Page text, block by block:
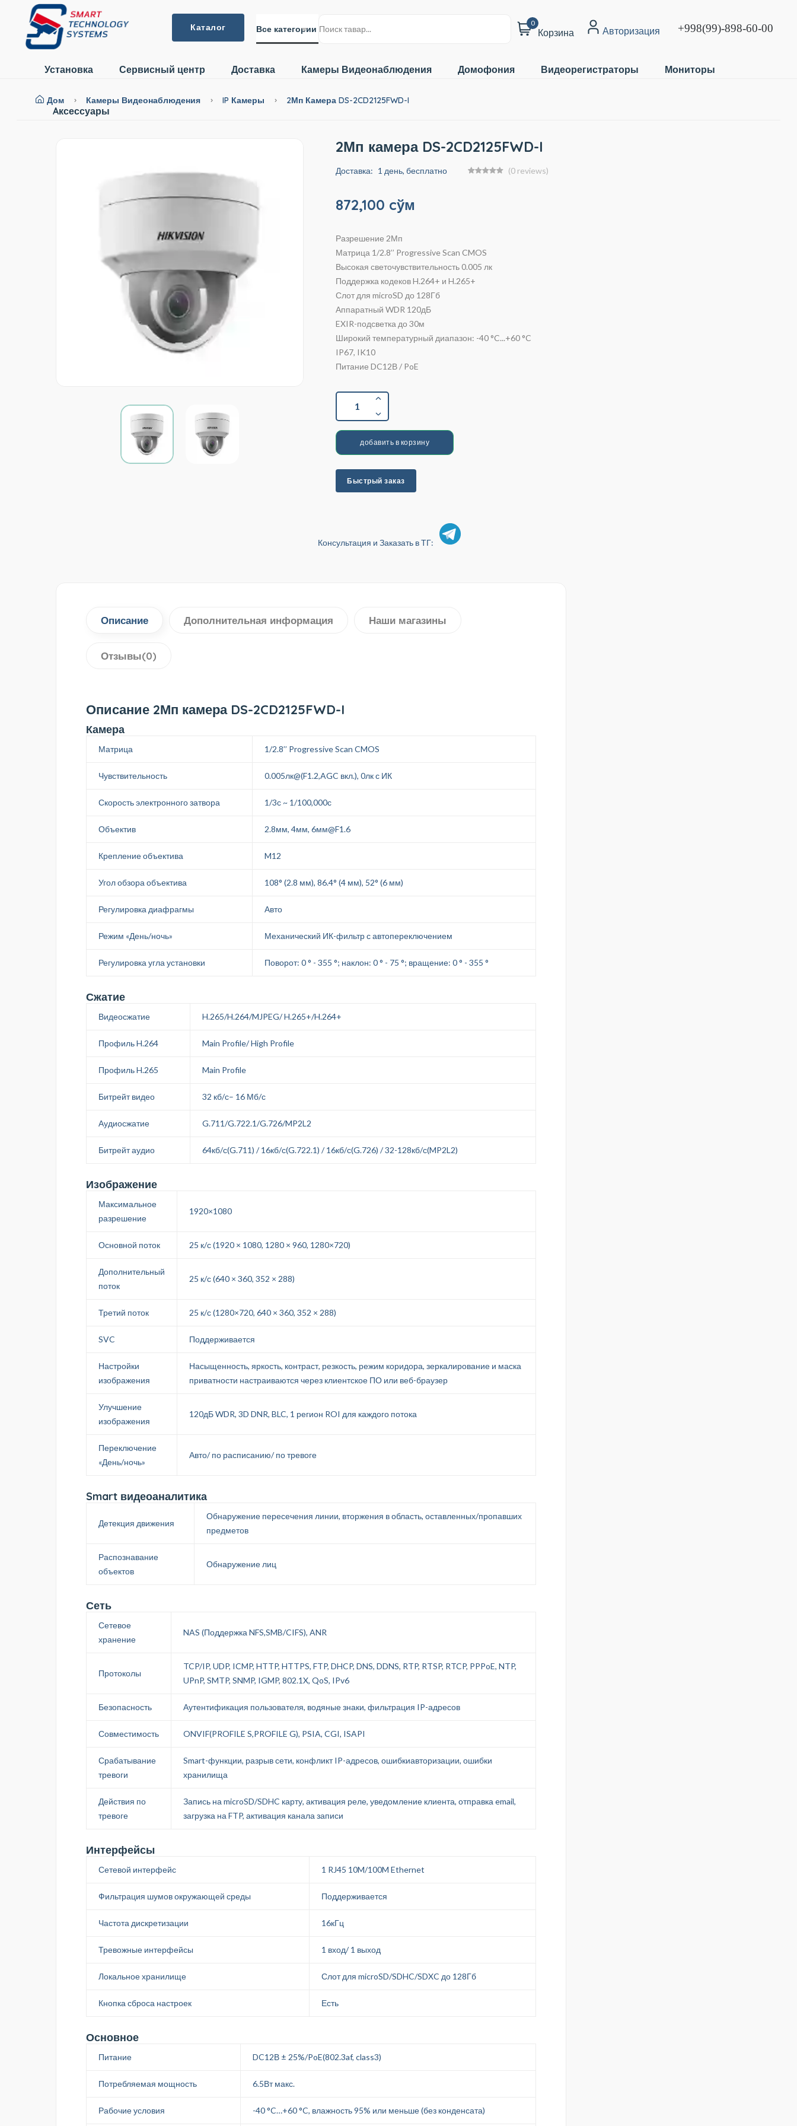
Каталог Все категории
0
Корзина Авторизация +998(99)-898-60-00
Установка Сервисный центр Доставка Камеры Видеонаблюдения Домофония Видеорегистраторы Мониторы
Aксессуары
Дом Камеры Видеонаблюдения IP Камеры 2Мп Камера DS-2CD2125FWD-I
2Мп камера DS-2CD2125FWD-I
Доставка: 1 день, бесплатно (0 reviews)
872,100 cўм
Разрешение 2Мп
Матрица 1/2.8’’ Progressive Scan CMOS
Высокая светочувствительность 0.005 лк
Поддержка кодеков H.264+ и H.265+
Слот для microSD до 128Гб
Аппаратный WDR 120дБ
EXIR-подсветка до 30м
Широкий температурный диапазон: -40 °C...+60 °C
IP67, IK10
Питание DC12В / PoE
1
добавить в корзину
Быстрый заказ
Консультация и Заказать в ТГ:
Описание Дополнительная информация Наши магазины
Отзывы(0)
Описание 2Мп камера DS-2CD2125FWD-I
Камера
Матрица 1/2.8’’ Progressive Scan CMOS
Чувствительность 0.005лк@(F1.2,AGC вкл.), 0лк с ИК
Скорость электронного затвора 1/3с ~ 1/100,000с
Объектив 2.8мм, 4мм, 6мм@F1.6
Крепление объектива M12
Угол обзора объектива 108° (2.8 мм), 86.4° (4 мм), 52° (6 мм)
Регулировка диафрагмы Авто
Режим «День/ночь» Механический ИК-фильтр с автопереключением
Регулировка угла установки Поворот: 0 ° - 355 °; наклон: 0 ° - 75 °; вращение: 0 ° - 355 °
Сжатие
Видеосжатие H.265/H.264/MJPEG/ H.265+/H.264+
Профиль H.264 Main Profile/ High Profile
Профиль H.265 Main Profile
Битрейт видео 32 кб/с– 16 Мб/с
Аудиосжатие G.711/G.722.1/G.726/MP2L2
Битрейт аудио 64кб/с(G.711) / 16кб/с(G.722.1) / 16кб/с(G.726) / 32-128кб/с(MP2L2)
Изображение
Максимальное
разрешение
1920×1080
Основной поток 25 к/с (1920 × 1080, 1280 × 960, 1280×720)
Дополнительный
поток
25 к/с (640 × 360, 352 × 288)
Третий поток 25 к/с (1280×720, 640 × 360, 352 × 288)
SVC Поддерживается
Настройки
изображения
Насыщенность, яркость, контраст, резкость, режим коридора, зеркалирование и маска
приватности настраиваются через клиентское ПО или веб-браузер
Улучшение
изображения
120дБ WDR, 3D DNR, BLC, 1 регион ROI для каждого потока
Переключение
«День/ночь»
Авто/ по расписанию/ по тревоге
Smart видеоаналитика
Детекция движения
Обнаружение пересечения линии, вторжения в область, оставленных/пропавших
предметов
Распознавание
объектов
Обнаружение лиц
Сеть
Сетевое
хранение
NAS (Поддержка NFS,SMB/CIFS), ANR
Протоколы
TCP/IP, UDP, ICMP, HTTP, HTTPS, FTP, DHCP, DNS, DDNS, RTP, RTSP, RTCP, PPPoE, NTP,
UPnP, SMTP, SNMP, IGMP, 802.1X, QoS, IPv6
Безопасность Аутентификация пользователя, водяные знаки, фильтрация IP-адресов
Совместимость ONVIF(PROFILE S,PROFILE G), PSIA, CGI, ISAPI
Срабатывание
тревоги
Smart-функции, разрыв сети, конфликт IP-адресов, ошибкиавторизации, ошибки
хранилища
Действия по
тревоге
Запись на microSD/SDHC карту, активация реле, уведомление клиента, отправка email,
загрузка на FTP, активация канала записи
Интерфейсы
Сетевой интерфейс 1 RJ45 10M/100M Ethernet
Фильтрация шумов окружающей среды Поддерживается
Частота дискретизации 16кГц
Тревожные интерфейсы 1 вход/ 1 выход
Локальное хранилище Слот для microSD/SDHC/SDXC до 128Гб
Кнопка сброса настроек Есть
Основное
Питание DC12В ± 25%/PoE(802.3af, class3)
Потребляемая мощность 6.5Вт макс.
Рабочие условия -40 °C…+60 °C, влажность 95% или меньше (без конденсата)